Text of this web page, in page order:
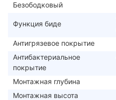
Безободковый
Функция биде
Антигрязевое покрытие
Антибактериальное
покрытие
Монтажная глубина
Монтажная высота